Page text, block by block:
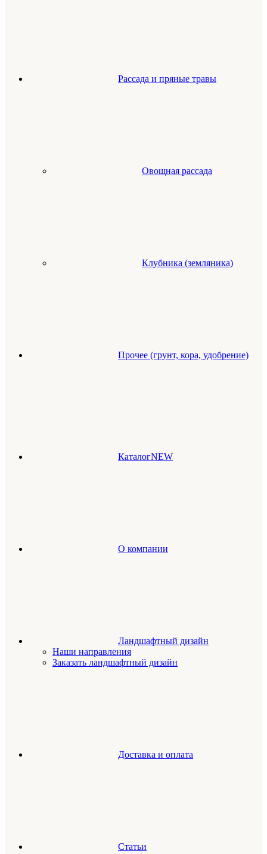
Рассада и пряные травы
Овощная рассада
Клубника (земляника)
Прочее (грунт, кора, удобрение)
КаталогNEW
О компании
Ландшафтный дизайн
Наши направления
Заказать ландшафтный дизайн
Доставка и оплата
Статьи